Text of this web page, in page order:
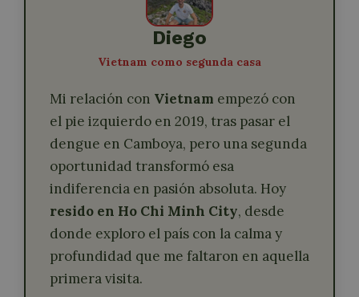
Diego
Vietnam como segunda casa
Mi relación con Vietnam empezó con
el pie izquierdo en 2019, tras pasar el
dengue en Camboya, pero una segunda
oportunidad transformó esa
indiferencia en pasión absoluta. Hoy
resido en Ho Chi Minh City, desde
donde exploro el país con la calma y
profundidad que me faltaron en aquella
primera visita.